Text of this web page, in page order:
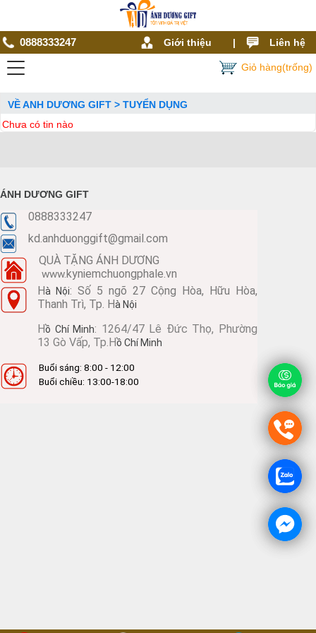
0888333247 Giới thiệu | Liên hệ
Giỏ hàng(trống)
VỀ ANH DƯƠNG GIFT > TUYỂN DỤNG
Chưa có tin nào
ÁNH DƯƠNG GIFT
0888333247
kd.anhduonggift@gmail.com
QUÀ TẶNG ÁNH DƯƠNG
www.kyniemchuongphale.vn
Hà Nội: Số 5 ngõ 27 Cộng Hòa, Hữu Hòa,
Thanh Trì, Tp. Hà Nội
Hồ Chí Minh: 1264/47 Lê Đức Thọ, Phường
13 Gò Vấp, Tp.Hồ Chí Minh
Buổi sáng: 8:00 - 12:00
Buổi chiều: 13:00-18:00